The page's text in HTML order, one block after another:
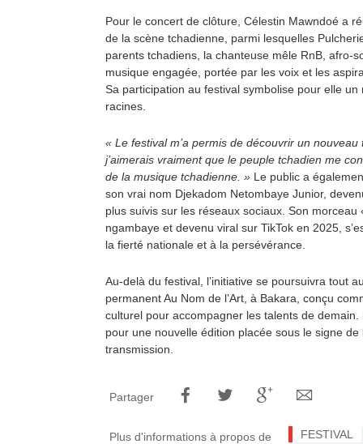
Pour le concert de clôture, Célestin Mawndoé a
de la scène tchadienne, parmi lesquelles
parents tchadiens, la chanteuse mêle RnB, afro-
musique engagée, portée par les voix et les
Sa participation au festival symbolise pour elle
racines.
« Le festival m’a permis de découvrir un nouveau
j’aimerais vraiment que le peuple tchadien me
de la musique tchadienne. » Le public a
son vrai nom Djekadom Netombaye Junior,
plus suivis sur les réseaux sociaux. Son morceau
ngambaye et devenu viral sur TikTok en 2025,
la fierté nationale et à la persévérance.
Au-delà du festival, l’initiative se poursuivra tout
permanent Au Nom de l’Art, à Bakara, conçu
culturel pour accompagner les talents de demain.
pour une nouvelle édition placée sous le signe de
transmission.
Partager
Plus d'informations à propos de FESTIVAL